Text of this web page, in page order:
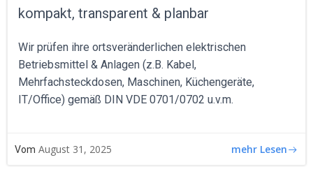
kompakt, transparent & planbar
Wir prüfen ihre ortsveränderlichen elektrischen
Betriebsmittel & Anlagen (z.B. Kabel,
Mehrfachsteckdosen, Maschinen, Küchengeräte,
IT/Office) gemäß DIN VDE 0701/0702 u.v.m.
Vom August 31, 2025 mehr Lesen